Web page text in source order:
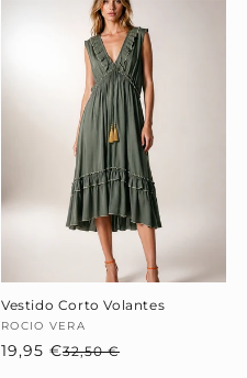
Vestido Corto Volantes
Proveedor:
ROCIO VERA
32,50 €
19,95 €